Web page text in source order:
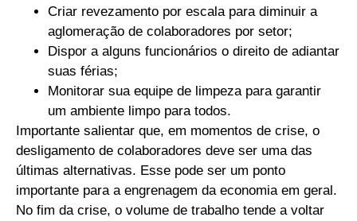
Criar revezamento por escala para diminuir a
aglomeração de colaboradores por setor;
Dispor a alguns funcionários o direito de adiantar
suas férias;
Monitorar sua equipe de limpeza para garantir
um ambiente limpo para todos.
Importante salientar que, em momentos de crise, o
desligamento de colaboradores deve ser uma das
últimas alternativas. Esse pode ser um ponto
importante para a engrenagem da economia em geral.
No fim da crise, o volume de trabalho tende a voltar